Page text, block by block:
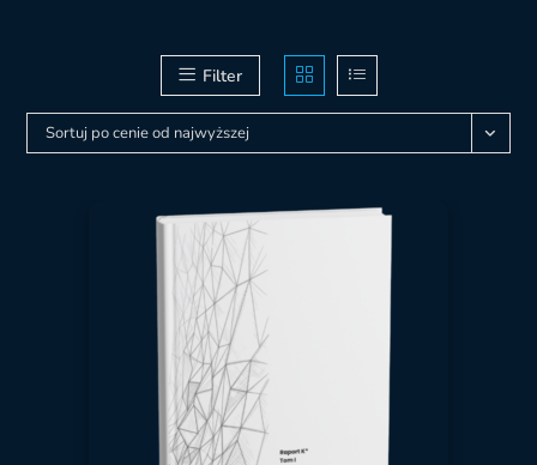
Filter
Sortuj po cenie od najwyższej